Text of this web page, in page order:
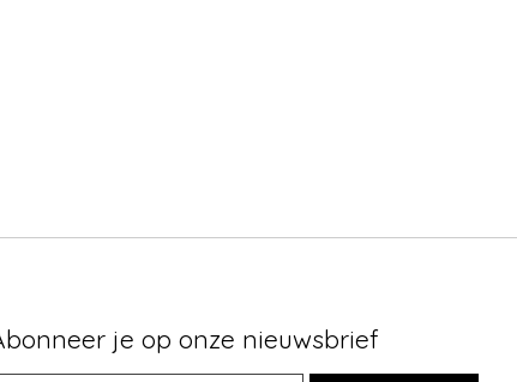
je op onze nieuwsbrief